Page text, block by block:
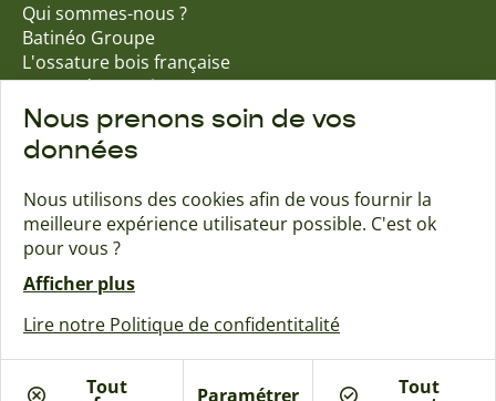
Qui sommes-nous ?
Batinéo Groupe
L'ossature bois française
15 ans d'expertise
Nos engagements écologiques
Nos garanties assurantielles
Trouver une agence Contact
Créé avec passion par Pure illusion
Plan de site de Maisons Naturéa
Nous prenons soin de vos
données
Nous utilisons des cookies afin de vous fournir la
meilleure expérience utilisateur possible. C'est ok
pour vous ?
Afficher plus
Lire notre Politique de confidentitalité
Tout Paramétrer Tout